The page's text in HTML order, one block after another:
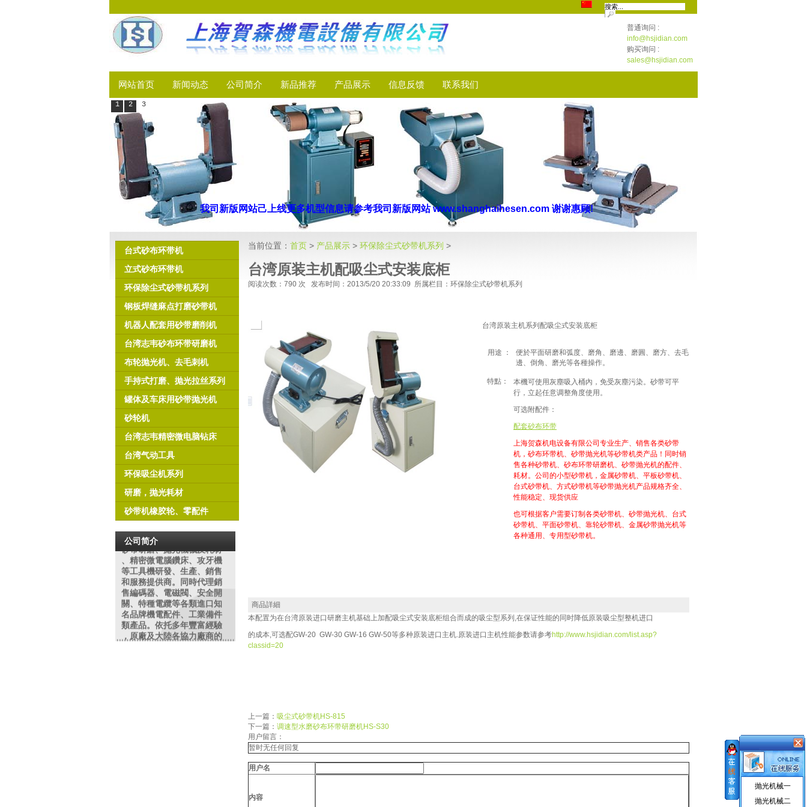
普通询问 :
info@hsjidian.com
购买询问 :
sales@hsjidian.com
网站首页 新闻动态 公司简介 新品推荐 产品展示 信息反馈 联系我们
1 2 3
台式砂布环带机
立式砂布环带机
环保除尘式砂带机系列
钢板焊缝麻点打磨砂带机
机器人配套用砂带磨削机
台湾志韦砂布环带研磨机
布轮抛光机、去毛刺机
手持式打磨、抛光拉丝系列
罐体及车床用砂带抛光机
砂轮机
台湾志韦精密微电脑钻床
台湾气动工具
环保吸尘机系列
研磨，抛光耗材
砂带机橡胶轮、零配件
公司简介
上海賀森機電設備有限公司
位於上海市松江區，為專業
砂帶研磨、拋光機械及耗材
、精密微電腦鑽床、攻牙機
等工具機研發、生產、銷售
和服務提供商。同時代理銷
售編碼器、電磁閥、安全開
關、特種電纜等各類進口知
名品牌機電配件、工業備件
類產品。依托多年豐富經驗
，原廠及大陸各協力廠商的
鼎力支持，整合行業優勢資
当前位置： 首页 > 产品展示 > 环保除尘式砂带机系列 >
台湾原装主机配吸尘式安装底柜
阅读次数： 790 次 发布时间：2013/5/20 20:33:09 所属栏目：环保除尘式砂带机系列
台湾原装主机系列配吸尘式安装底柜
用途 ：
便於平面研磨和弧度、磨角、磨邊、磨圓、磨方、去毛
邊、倒角、磨光等各種操作。
特點：
本機可使用灰塵吸入桶內，免受灰塵污染。砂带可平
行，立起任意调整角度使用。
可选附配件：
配套砂布环带
上海贺森机电设备有限公司专业生产、销售各类砂带
机，砂布环带机、砂带抛光机等砂带机类产品！同时销
售各种砂带机、砂布环带研磨机、砂带抛光机的配件、
耗材。公司的小型砂带机，金属砂带机、平板砂带机、
台式砂带机、方式砂带机等砂带抛光机产品规格齐全、
性能稳定、现货供应
也可根据客户需要订制各类砂带机、砂带抛光机、台式
砂带机、平面砂带机、靠轮砂带机、金属砂带抛光机等
各种通用、专用型砂带机。
商品詳細
本配置为在台湾原装进口研磨主机基础上加配吸尘式安装底柜组合而成的吸尘型系列 ,在保证性能的同时降低原装吸尘型整机进口
的成本,可选配GW-20 GW-30 GW-16 GW-50等多种原装进口主机.原装进口主机性能参数请参考http://www.hsjidian.com/list.asp?
classid=20
上一篇： 吸尘式砂带机HS-815
下一篇： 调速型水磨砂布环带研磨机HS-S30
用户留言：
暂时无任何回复
用户名
内容
我司新版网站己上线更多机型信 息请参考我司新版网站 www.shanghaihesen.com 谢谢惠顾!
抛光机械一
抛光机械二